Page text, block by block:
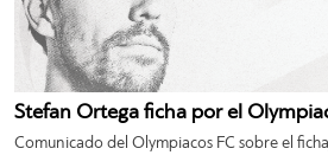
Stefan Ortega ficha por el
Comunicado del Olympiacos FC sobre el